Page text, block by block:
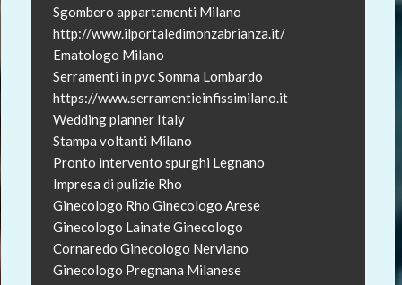
Sgombero appartamenti Milano
http://www.ilportaledimonzabrianza.it/
Ematologo Milano
Serramenti in pvc Somma Lombardo
https://www.serramentieinfissimilano.it
Wedding planner Italy
Stampa voltanti Milano
Pronto intervento spurghi Legnano
Impresa di pulizie Rho
Ginecologo Rho Ginecologo Arese
Ginecologo LainateGinecologo
Cornaredo Ginecologo Nerviano
Ginecologo Pregnana Milanese